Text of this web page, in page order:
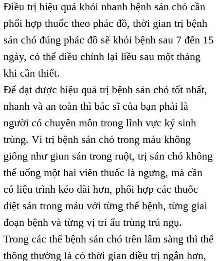
Điều trị hiệu quả khỏi nhanh bệnh sán chó cần
phối hợp thuốc theo phác đồ, thời gian trị bệnh
sán chó đúng phác đồ sẽ khỏi bệnh sau 7 đến 15
ngày, có thể điều chỉnh lại liều sau một tháng
khi cần thiết.
Để đạt được hiệu quả trị bệnh sán chó tốt nhất,
nhanh và an toàn thì bác sĩ của bạn phải là
người có chuyên môn trong lĩnh vực ký sinh
trùng. Vì trị bệnh sán chó trong máu không
giống như giun sán trong ruột, trị sán chó không
thể uống một hai viên thuốc là ngưng, mà cần
có liệu trình kéo dài hơn, phối hợp các thuốc
diệt sán trong máu với từng thể bệnh, từng giai
đoạn bệnh và từng vị trí ấu trùng trú ngụ.
Trong các thể bệnh sán chó trên lâm sàng thì thể
thông thường là có thời gian điều trị ngắn hơn,